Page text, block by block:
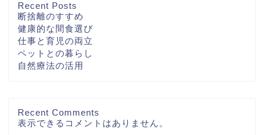
Recent Posts
断捨離のすすめ
健康的な間食選び
仕事と育児の両立
ペットとの暮らし
自然療法の活用
Recent Comments
表示できるコメントはありません。